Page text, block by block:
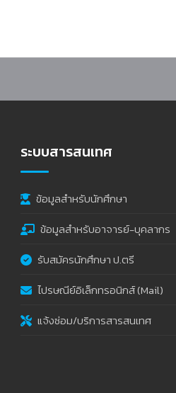
หารจัดการข้อมูล” รุ่นที่ 2 เสริมทักษะบุ
ระบบสารสนเทศ
ข้อมูลสำหรับนักศึกษา
ข้อมูลสำหรับอาจารย์-บุคลากร
รับสมัครนักศึกษา ป.ตรี
ไปรษณีย์อิเล็กทรอนิกส์ (Mail)
แจ้งซ่อม/บริการสารสนเทศ